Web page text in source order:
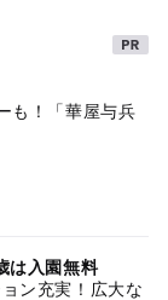
も！「華屋与兵
は入園無料
ン充実！広大な